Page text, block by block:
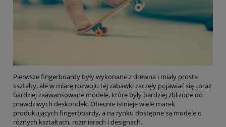
Pierwsze fingerboardy były wykonane z drewna i miały proste
kształty, ale w miarę rozwoju tej zabawki zaczęły pojawiać się coraz
bardziej zaawansowane modele, które były bardziej zbliżone do
prawdziwych deskorolek. Obecnie istnieje wiele marek
produkujących fingerboardy, a na rynku dostępne są modele o
różnych kształtach, rozmiarach i designach.